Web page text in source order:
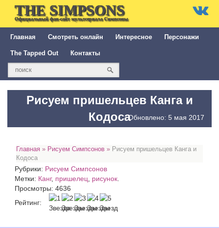
THE SIMPSONS
Официальный фан-сайт мультсериала Симпсоны
Главная Смотреть онлайн Интересное Персонажи
The Tapped Out Контакты
Рисуем пришельцев Канга и
КодосаОбновлено: 5 мая 2017
Главная » Рисуем Симпсонов » Рисуем пришельцев Канга и
Кодоса
Рубрики: Рисуем Симпсонов
Метки: Канг, пришелец рисунок
Просмотры: 4636
Рейтинг: